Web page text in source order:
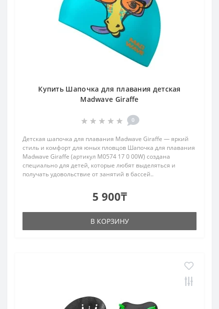
Купить Шапочка для плавания детская
Madwave Giraffe
0
Детская шапочка для плавания Madwave Giraffe — яркий
стиль и комфорт для юных пловцов Шапочка для плавания
Madwave Giraffe (артикул M0574 17 0 00W) создана
специально для детей, которые любят выделяться и
получать удовольствие от занятий в бассей..
5 900₸
В КОРЗИНУ